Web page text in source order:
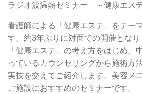
ラジオ波温熱セミナー ～健康エス
看護師による「健康エステ」をテー
す。約3年ぶりに対面での開催となり
「健康エステ」の考え方をはじめ、
っているカウンセリングから施術方
実技を交えてご紹介します。美容メ
ご施設におすすめのセミナーです。